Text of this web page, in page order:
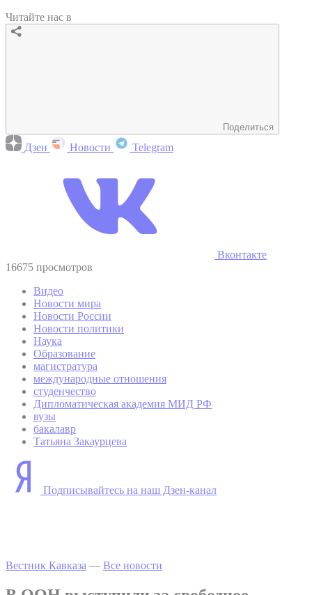
Читайте нас в
Поделиться
Дзен Новости Telegram
Вконтакте
16675 просмотров
Видео
Новости мира
Новости России
Новости политики
Наука
Образование
магистратура
международные отношения
студенчество
Дипломатическая академия МИД РФ
вузы
бакалавр
Татьяна Закаурцева
Подписывайтесь на наш Дзен-канал
Вестник Кавказа — Все новости